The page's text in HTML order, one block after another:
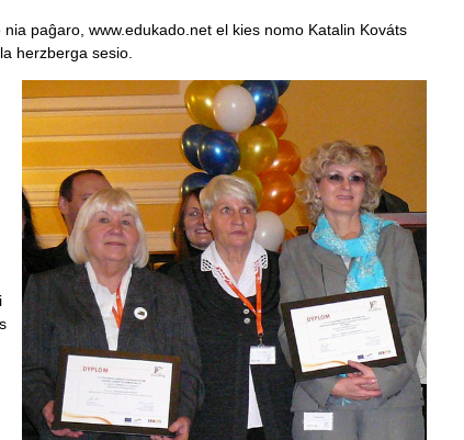
paĝaro, www.edukado.net el kies nomo Katalin Kováts
herzberga sesio.